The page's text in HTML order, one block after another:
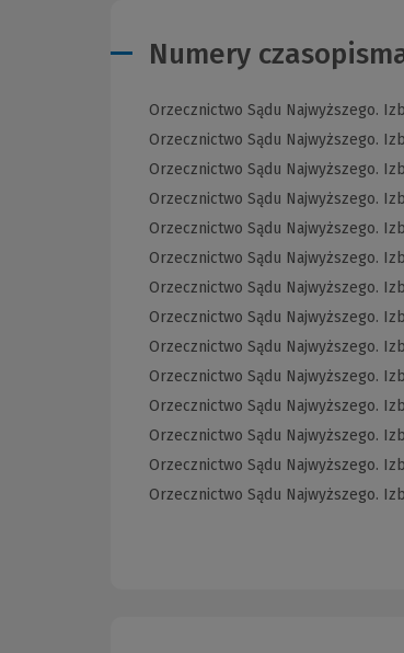
Numery
Orzecznictwo Sądu Najwyższego.
Orzecznictwo Sądu Najwyższego.
Orzecznictwo Sądu Najwyższego.
Orzecznictwo Sądu Najwyższego.
Orzecznictwo Sądu Najwyższego.
Orzecznictwo Sądu Najwyższego.
Orzecznictwo Sądu Najwyższego.
Orzecznictwo Sądu Najwyższego.
Orzecznictwo Sądu Najwyższego.
Orzecznictwo Sądu Najwyższego.
Orzecznictwo Sądu Najwyższego.
Orzecznictwo Sądu Najwyższego.
Orzecznictwo Sądu Najwyższego.
Orzecznictwo Sądu Najwyższego.